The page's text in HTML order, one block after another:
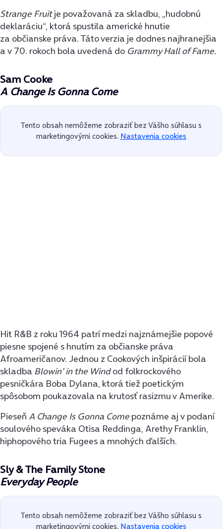
Strange Fruitje považovaná za skladbu, „hudobnú
deklaráciu“, ktorá spustila americké hnutie
za občianske práva. Táto verzia je dodnes najhranejšia
a v 70. rokoch bola uvedená do Grammy Hall of Fame.
Sam Cooke
A Change Is Gonna Come
Tento obsah nemôžeme zobraziť bez Vášho súhlasu s
marketingovými cookies. Nastavenia cookies
Hit R&B z roku 1964 patrí medzi najznámejšie popové
piesne spojené s hnutím za občianske práva
Afroameričanov. Jednou z Cookových inšpirácií bola
skladba Blowin’ in the Windod folkrockového
pesničkára Boba Dylana, ktorá tiež poetickým
spôsobom poukazovala na krutosť rasizmu v Amerike.
Pieseň A Change Is Gonna Comepoznáme aj v podaní
soulového speváka Otisa Reddinga, Arethy Franklin,
hiphopového tria Fugees a mnohých ďalších.
Sly & The Family Stone
Everyday People
Tento obsah nemôžeme zobraziť bez Vášho súhlasu s
marketingovými cookies. Nastavenia cookies